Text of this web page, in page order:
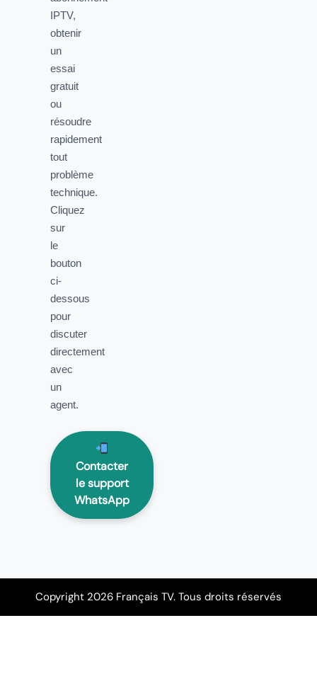
IPTV,
obtenir
un
essai
gratuit
ou
résoudre
rapidement
tout
problème
technique.
Cliquez
sur
le
bouton
ci-
dessous
pour
discuter
directement
avec
un
agent.
Contacter
le support
WhatsApp
Copyright 2026 Français TV. Tous droits réservés